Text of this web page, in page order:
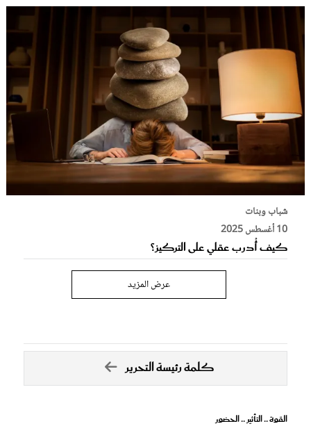
شباب وبنات
10 أغسطس 2025
كيف أُدرب عقلي على التركيز؟
عرض المزيد
كلمة رئيسة التحرير
القوة .. التأثير .. الحضور